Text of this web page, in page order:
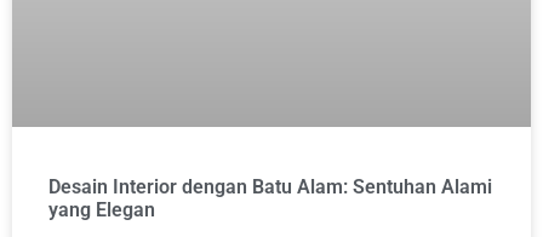
Desain Interior dengan Batu Alam: Sentuhan Alami
yang Elegan